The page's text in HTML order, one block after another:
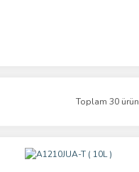
Toplam 30 ürün